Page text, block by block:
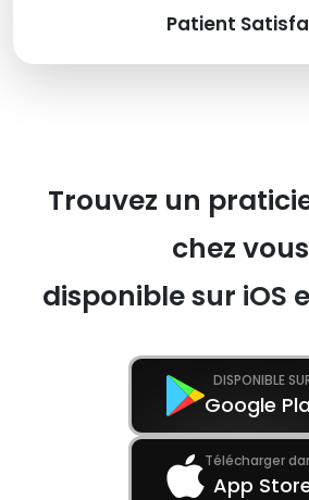
Patient
Trouvez un
chez
disponible sur iOS
DISPONIBLE
Google
Télécharger
App